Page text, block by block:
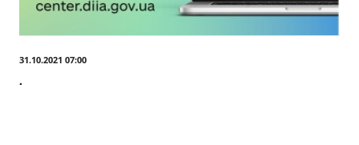
31.10.2021 07:00
.